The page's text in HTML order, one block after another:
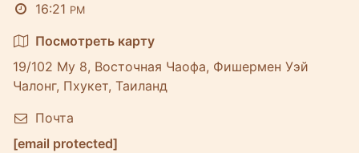
16:21 PM
Посмотреть карту
19/102 Му 8, Восточная Чаофа, Фишермен Уэй
Чалонг, Пхукет, Таиланд
Почта
[email protected]